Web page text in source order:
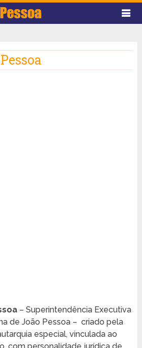
– Superintendência Executiva
de João Pessoa – criado pela
especial, vinculada ao